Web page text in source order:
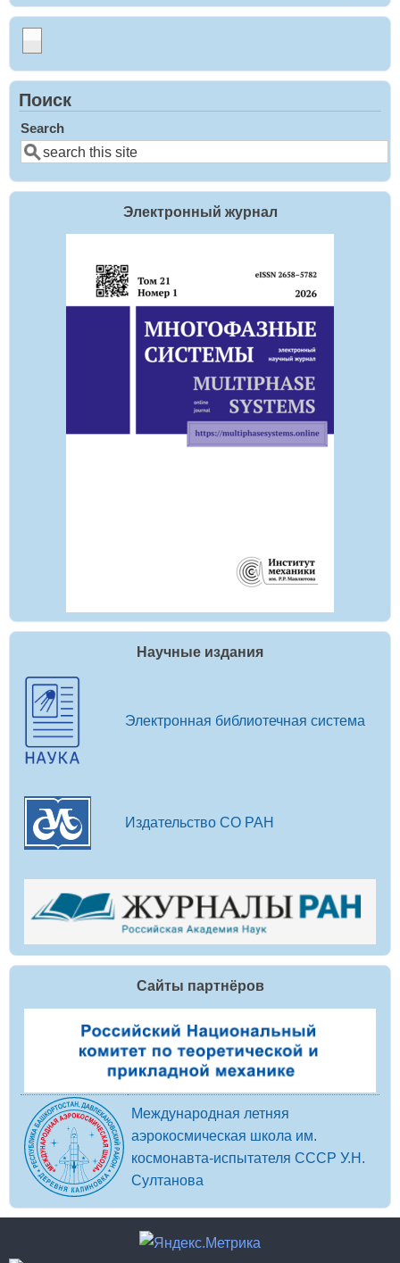
Поиск
Search
Электронный журнал
Научные издания
Электронная библиотечная система
Издательство СО РАН
Сайты партнёров
Международная летняя
аэрокосмическая школа им.
космонавта-испытателя СССР У.Н.
Султанова